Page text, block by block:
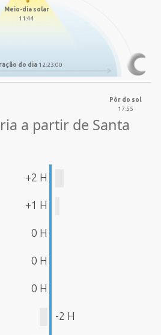
Meio-dia solar
11:44
do dia 12:23:00
Pôr do sol
17:55
a partir de Santa
+2 H
+1 H
0 H
0 H
0 H
-2 H